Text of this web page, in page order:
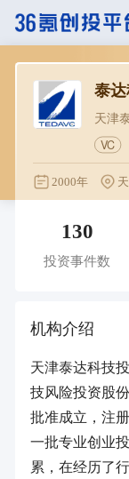
泰
天津
VC
2000年
130
投资事件数
机构介绍
天津泰达科技
技风险投资股
批准成立，注
一批专业创业
累，在经历了